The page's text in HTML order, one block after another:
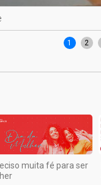
1 2
muita fé para ser